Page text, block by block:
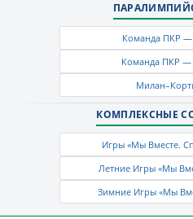
Команда ПКР —
Команда ПКР —
КОМПЛЕКСНЫЕ
Игры «Мы Вместе.
Летние Игры «Мы
Зимние Игры «Мы